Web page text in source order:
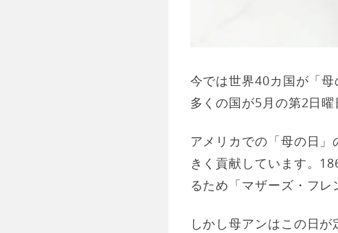
今では世界40カ国が「
多くの国が5月の第2日曜
アメリカでの「母の日
きく貢献しています。
るため「マザーズ・フレ
しかし母アンはこの日